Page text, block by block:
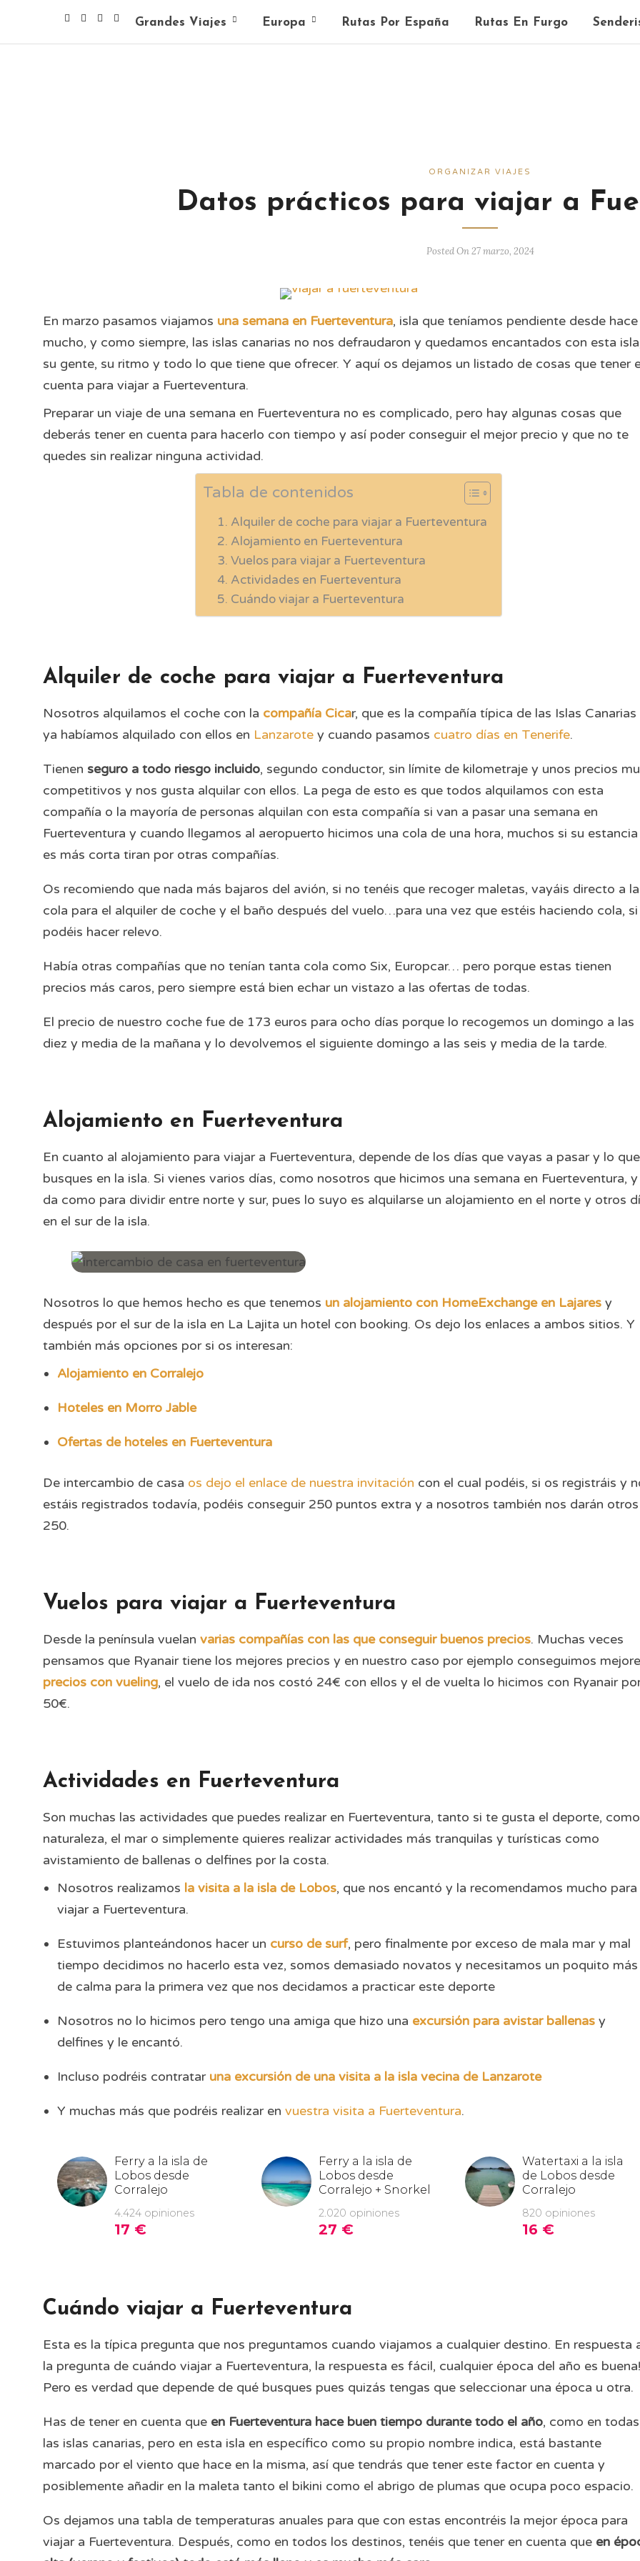
Grandes Viajes Europa Rutas Por España Rutas En Furgo
ORGANIZAR VIAJES
Datos prácticos para viajar a
Posted On 27 marzo, 2024
En marzo pasamos viajamos una semana en Fuerteventura, isla que teníamos pendiente desde hace
mucho, y como siempre, las islas canarias no nos defraudaron y quedamos encantados con esta
su gente, su ritmo y todo lo que tiene que ofrecer. Y aquí os dejamos un listado de cosas que tener
cuenta para viajar a Fuerteventura.
Preparar un viaje de una semana en Fuerteventura no es complicado, pero hay algunas cosas que
deberás tener en cuenta para hacerlo con tiempo y así poder conseguir el mejor precio y que no te
quedes sin realizar ninguna actividad.
Tabla de contenidos
Alquiler de coche para viajar a Fuerteventura
Alojamiento en Fuerteventura
Vuelos para viajar a Fuerteventura
Actividades en Fuerteventura
Cuándo viajar a Fuerteventura
Alquiler de coche para viajar a Fuerteventura
Nosotros alquilamos el coche con la compañía Cicar, que es la compañía típica de las Islas Canarias
ya habíamos alquilado con ellos en Lanzarote y cuando pasamos cuatro días en Tenerife.
Tienen seguro a todo riesgo incluido, segundo conductor, sin límite de kilometraje y unos precios
competitivos y nos gusta alquilar con ellos. La pega de esto es que todos alquilamos con esta
compañía o la mayoría de personas alquilan con esta compañía si van a pasar una semana en
Fuerteventura y cuando llegamos al aeropuerto hicimos una cola de una hora, muchos si su estancia
es más corta tiran por otras compañías.
Os recomiendo que nada más bajaros del avión, si no tenéis que recoger maletas, vayáis directo a la
cola para el alquiler de coche y el baño después del vuelo…para una vez que estéis haciendo cola, si
podéis hacer relevo.
Había otras compañías que no tenían tanta cola como Six, Europcar… pero porque estas tienen
precios más caros, pero siempre está bien echar un vistazo a las ofertas de todas.
El precio de nuestro coche fue de 173 euros para ocho días porque lo recogemos un domingo a las
diez y media de la mañana y lo devolvemos el siguiente domingo a las seis y media de la tarde.
Alojamiento en Fuerteventura
En cuanto al alojamiento para viajar a Fuerteventura, depende de los días que vayas a pasar y lo que
busques en la isla. Si vienes varios días, como nosotros que hicimos una semana en Fuerteventura,
da como para dividir entre norte y sur, pues lo suyo es alquilarse un alojamiento en el norte y otros
en el sur de la isla.
Nosotros lo que hemos hecho es que tenemos un alojamiento con HomeExchange en Lajares y
después por el sur de la isla en La Lajita un hotel con booking. Os dejo los enlaces a ambos sitios. Y
también más opciones por si os interesan:
Alojamiento en Corralejo
Hoteles en Morro Jable
Ofertas de hoteles en Fuerteventura
De intercambio de casa os dejo el enlace de nuestra invitación con el cual podéis, si os registráis y
estáis registrados todavía, podéis conseguir 250 puntos extra y a nosotros también nos darán otros
250.
Vuelos para viajar a Fuerteventura
Desde la península vuelan varias compañías con las que conseguir buenos precios. Muchas veces
pensamos que Ryanair tiene los mejores precios y en nuestro caso por ejemplo conseguimos
precios con vueling, el vuelo de ida nos costó 24€ con ellos y el de vuelta lo hicimos con Ryanair
50€.
Actividades en Fuerteventura
Son muchas las actividades que puedes realizar en Fuerteventura, tanto si te gusta el deporte,
naturaleza, el mar o simplemente quieres realizar actividades más tranquilas y turísticas como
avistamiento de ballenas o delfines por la costa.
Nosotros realizamos la visita a la isla de Lobos, que nos encantó y la recomendamos mucho para
viajar a Fuerteventura.
Estuvimos planteándonos hacer un curso de surf, pero finalmente por exceso de mala mar y mal
tiempo decidimos no hacerlo esta vez, somos demasiado novatos y necesitamos un poquito más
de calma para la primera vez que nos decidamos a practicar este deporte
Nosotros no lo hicimos pero tengo una amiga que hizo una excursión para avistar ballenas y
delfines y le encantó.
Incluso podréis contratar una excursión de una visita a la isla vecina de Lanzarote
Y muchas más que podréis realizar en vuestra visita a Fuerteventura.
Cuándo viajar a Fuerteventura
Esta es la típica pregunta que nos preguntamos cuando viajamos a cualquier destino. En respuesta
la pregunta de cuándo viajar a Fuerteventura, la respuesta es fácil, cualquier época del año es buena!
Pero es verdad que depende de qué busques pues quizás tengas que seleccionar una época u otra.
Has de tener en cuenta que en Fuerteventura hace buen tiempo durante todo el año, como en todas
las islas canarias, pero en esta isla en específico como su propio nombre indica, está bastante
marcado por el viento que hace en la misma, así que tendrás que tener este factor en cuenta y
posiblemente añadir en la maleta tanto el bikini como el abrigo de plumas que ocupa poco espacio.
Os dejamos una tabla de temperaturas anuales para que con estas encontréis la mejor época para
viajar a Fuerteventura. Después, como en todos los destinos, tenéis que tener en cuenta que en